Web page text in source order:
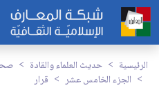
الرئيسية حديث العلماء والقادة
الجزء الخامس عشر
قرار